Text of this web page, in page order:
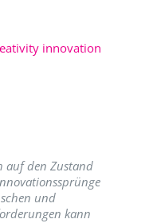
innovation
auf den Zustand
und
kann